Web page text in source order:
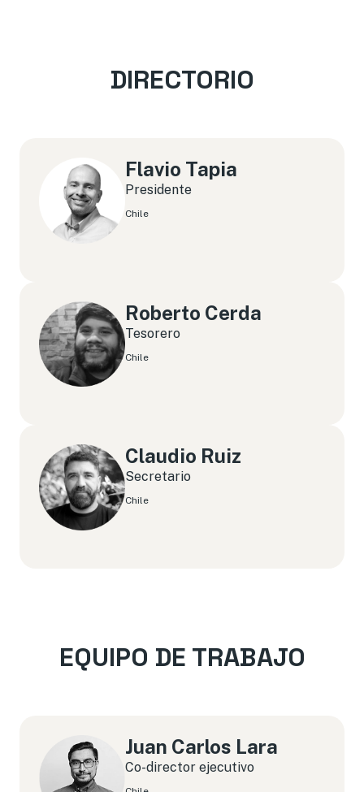
DIRECTORIO
Flavio Tapia
Presidente
Chile
Roberto Cerda
Tesorero
Chile
Claudio Ruiz
Secretario
Chile
EQUIPO DE TRABAJO
Juan Carlos Lara
Co-director ejecutivo